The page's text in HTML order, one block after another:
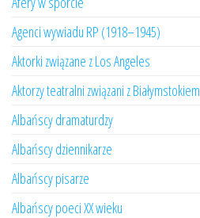
Agenci wywiadu RP (1918–1945)
Aktorki związane z Los Angeles
Aktorzy teatralni związani z Białymstokiem
Albańscy dramaturdzy
Albańscy dziennikarze
Albańscy pisarze
Albańscy poeci XX wieku